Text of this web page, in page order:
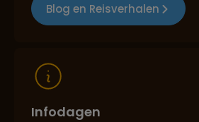
Blog en Reisverhalen
Infodagen